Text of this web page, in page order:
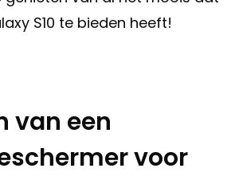
S10 te bieden heeft!
van een
voor